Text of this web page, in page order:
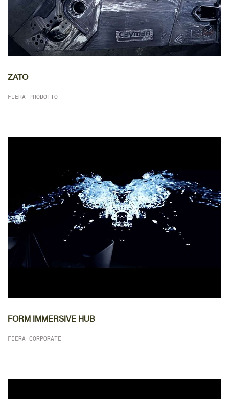
ZATO
FIERA PRODOTTO
DETTAGLIO
FORM IMMERSIVE HUB
FIERA CORPORATE
DETTAGLIO